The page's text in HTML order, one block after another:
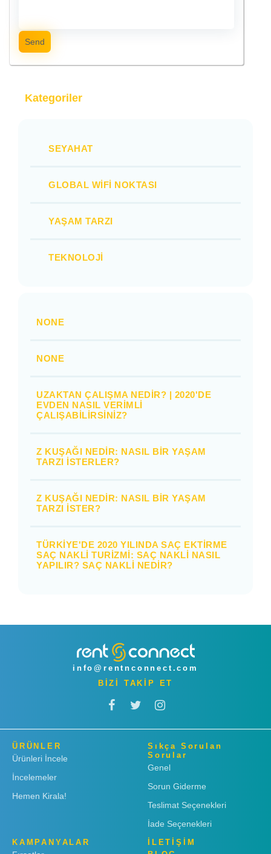
Send
Kategoriler
SEYAHAT
GLOBAL WIFI NOKTASI
YAŞAM TARZI
TEKNOLOJI
NONE
NONE
UZAKTAN ÇALIŞMA NEDIR? | 2020'DE
EVDEN NASIL VERIMLI
ÇALIŞABILIRSINIZ?
Z KUŞAĞI NEDIR: NASIL BIR YAŞAM
TARZI İSTERLER?
Z KUŞAĞI NEDIR: NASIL BIR YAŞAM
TARZI İSTER?
TÜRKIYE'DE 2020 YILINDA SAÇ EKTIRME
SAÇ NAKLI TURIZMI: SAÇ NAKLI NASIL
YAPILIR? SAÇ NAKLI NEDIR?
info@rentnconnect.com
BİZİ TAKİP ET
ÜRÜNLER
Ürünleri İncele
İncelemeler
Hemen Kirala!
Sıkça Sorulan
Sorular
Genel
Sorun Giderme
Teslimat Seçenekleri
İade Seçenekleri
KAMPANYALAR
İLETİŞİM